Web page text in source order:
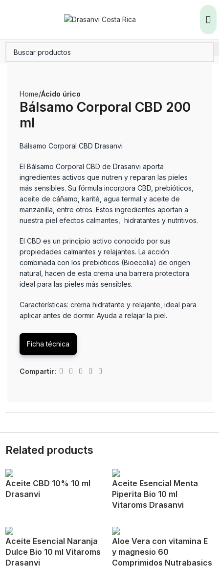
Home Ácido úrico
Bálsamo Corporal CBD 200
ml
Bálsamo Corporal CBD Drasanvi
El Bálsamo Corporal CBD de Drasanvi aporta
ingredientes activos que nutren y reparan las pieles
más sensibles. Su fórmula incorpora CBD, prebióticos,
aceite de cáñamo, karité, agua termal y aceite de
manzanilla, entre otros. Estos ingredientes aportan a
nuestra piel efectos calmantes, hidratantes y nutritivos.
El CBD es un principio activo conocido por sus
propiedades calmantes y relajantes. La acción
combinada con los prebióticos (Bioecolia) de origen
natural, hacen de esta crema una barrera protectora
ideal para las pieles más sensibles.
Características: crema hidratante y relajante, ideal para
aplicar antes de dormir. Ayuda a relajar la piel.
Ficha técnica
Compartir:
Related products
Aceite CBD 10% 10 ml
Drasanvi
Aceite Esencial Menta
Piperita Bio 10 ml
Vitaroms Drasanvi
Aceite Esencial Naranja
Dulce Bio 10 ml Vitaroms
Drasanvi
Aloe Vera con vitamina E
y magnesio 60
Comprimidos Nutrabasics